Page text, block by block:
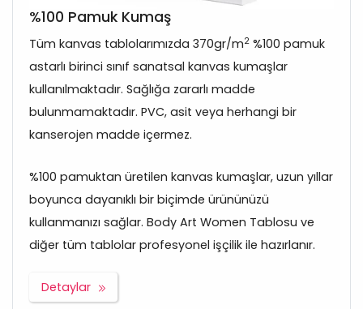
%100 Pamuk Kumaş
Tüm kanvas tablolarımızda 370gr/m2 %100 pamuk
astarlı birinci sınıf sanatsal kanvas kumaşlar
kullanılmaktadır. Sağlığa zararlı madde
bulunmamaktadır. PVC, asit veya herhangi bir
kanserojen madde içermez.
%100 pamuktan üretilen kanvas kumaşlar, uzun yıllar
boyunca dayanıklı bir biçimde ürününüzü
kullanmanızı sağlar. Body Art Women Tablosu ve
diğer tüm tablolar profesyonel işçilik ile hazırlanır.
Detaylar